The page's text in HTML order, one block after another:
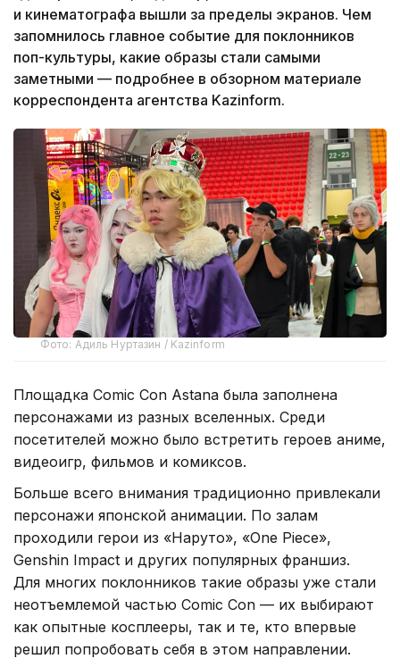
и кинематографа вышли за пределы экранов. Чем
запомнилось главное событие для поклонников
поп-культуры, какие образы стали самыми
заметными — подробнее в обзорном материале
корреспондента агентства Kazinform.
Фото: Адиль Нуртазин / Kazinform
Площадка Comic Con Astana была заполнена
персонажами из разных вселенных. Среди
посетителей можно было встретить героев аниме,
видеоигр, фильмов и комиксов.
Больше всего внимания традиционно привлекали
персонажи японской анимации. По залам
проходили герои из «Наруто», «One Piece»,
Genshin Impact и других популярных франшиз.
Для многих поклонников такие образы уже стали
неотъемлемой частью Comic Con — их выбирают
как опытные косплееры, так и те, кто впервые
решил попробовать себя в этом направлении.